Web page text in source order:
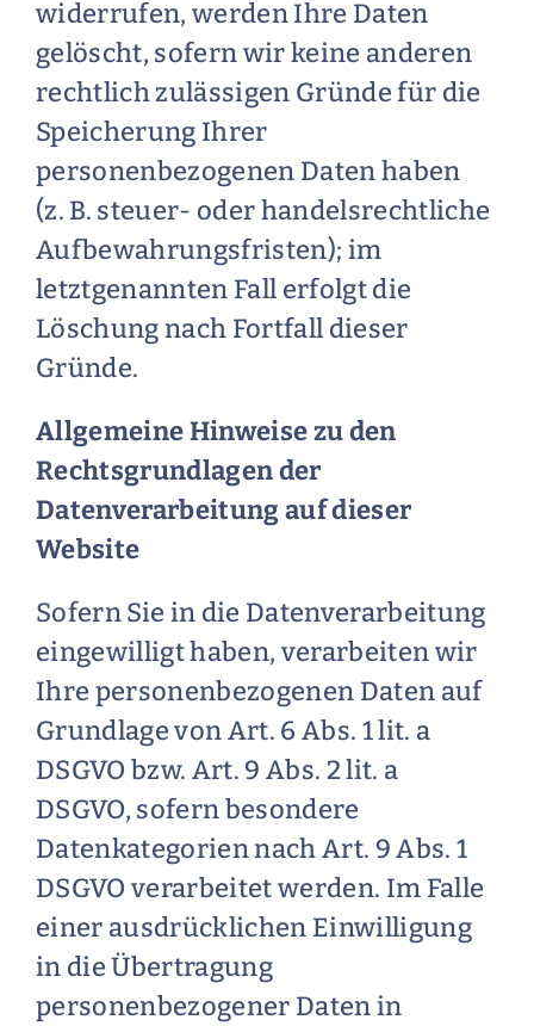
widerrufen, werden Ihre Daten
gelöscht, sofern wir keine anderen
rechtlich zulässigen Gründe für die
Speicherung Ihrer
personenbezogenen Daten haben
(z. B. steuer- oder handelsrechtliche
Aufbewahrungsfristen); im
letztgenannten Fall erfolgt die
Löschung nach Fortfall dieser
Gründe.
Allgemeine Hinweise zu den
Rechtsgrundlagen der
Datenverarbeitung auf dieser
Website
Sofern Sie in die Datenverarbeitung
eingewilligt haben, verarbeiten wir
Ihre personenbezogenen Daten auf
Grundlage von Art. 6 Abs. 1 lit. a
DSGVO bzw. Art. 9 Abs. 2 lit. a
DSGVO, sofern besondere
Datenkategorien nach Art. 9 Abs. 1
DSGVO verarbeitet werden. Im Falle
einer ausdrücklichen Einwilligung
in die Übertragung
personenbezogener Daten in